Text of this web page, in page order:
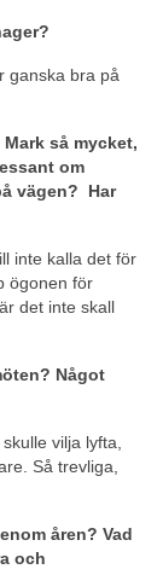
ganska bra på
så mycket,
om
vägen? Har
inte kalla det för
ögonen för
det inte skall
Något
vilja lyfta,
Så trevliga,
åren? Vad
och